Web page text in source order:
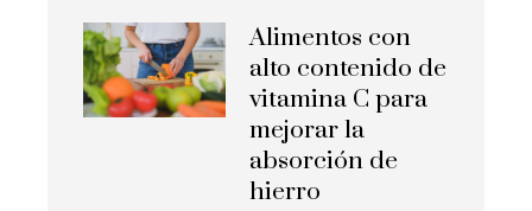
Alimentos con
alto contenido de
vitamina C para
mejorar la
absorción de
hierro